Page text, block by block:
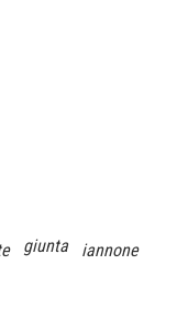
giunta
iannone